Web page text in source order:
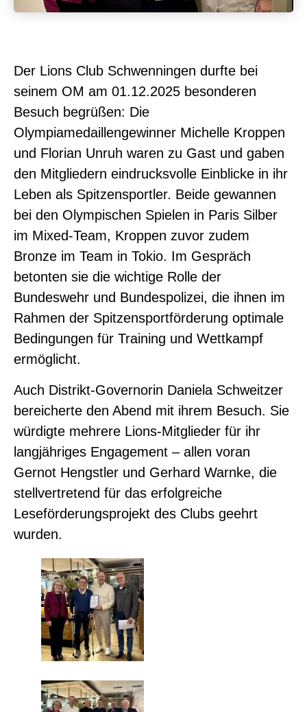
Der Lions Club Schwenningen durfte bei
seinem OM am 01.12.2025 besonderen
Besuch begrüßen: Die
Olympiamedaillengewinner Michelle Kroppen
und Florian Unruh waren zu Gast und gaben
den Mitgliedern eindrucksvolle Einblicke in ihr
Leben als Spitzensportler. Beide gewannen
bei den Olympischen Spielen in Paris Silber
im Mixed-Team, Kroppen zuvor zudem
Bronze im Team in Tokio. Im Gespräch
betonten sie die wichtige Rolle der
Bundeswehr und Bundespolizei, die ihnen im
Rahmen der Spitzensportförderung optimale
Bedingungen für Training und Wettkampf
ermöglicht.
Auch Distrikt-Governorin Daniela Schweitzer
bereicherte den Abend mit ihrem Besuch. Sie
würdigte mehrere Lions-Mitglieder für ihr
langjähriges Engagement – allen voran
Gernot Hengstler und Gerhard Warnke, die
stellvertretend für das erfolgreiche
Leseförderungsprojekt des Clubs geehrt
wurden.